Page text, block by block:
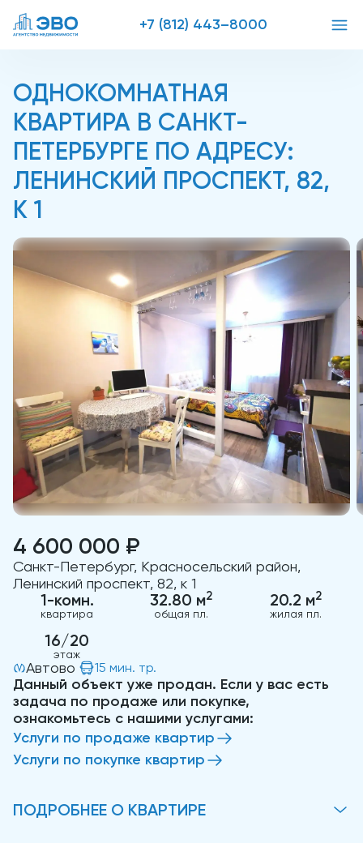
+7 (812) 443–8000
ОДНОКОМНАТНАЯ
КВАРТИРА В САНКТ-
ПЕТЕРБУРГЕ ПО АДРЕСУ:
ЛЕНИНСКИЙ ПРОСПЕКТ, 82,
К 1
4 600 000 ₽
Санкт-Петербург, Красносельский район,
Ленинский проспект, 82, к 1
1-комн.
квартира
32.80 м2
общая пл.
20.2 м2
жилая пл.
16/20
этаж
Автово 15 мин. тр.
Данный объект уже продан. Если у вас есть
задача по продаже или покупке,
ознакомьтесь с нашими услугами:
Услуги по продаже квартир
Услуги по покупке квартир
ПОДРОБНЕЕ О КВАРТИРЕ